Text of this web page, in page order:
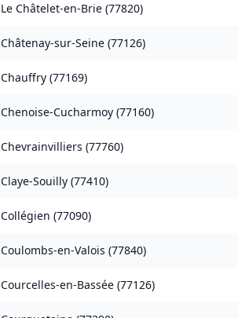
Le Châtelet-en-Brie (77820)
Châtenay-sur-Seine (77126)
Chauffry (77169)
Chenoise-Cucharmoy (77160)
Chevrainvilliers (77760)
Claye-Souilly (77410)
Collégien (77090)
Coulombs-en-Valois (77840)
Courcelles-en-Bassée (77126)